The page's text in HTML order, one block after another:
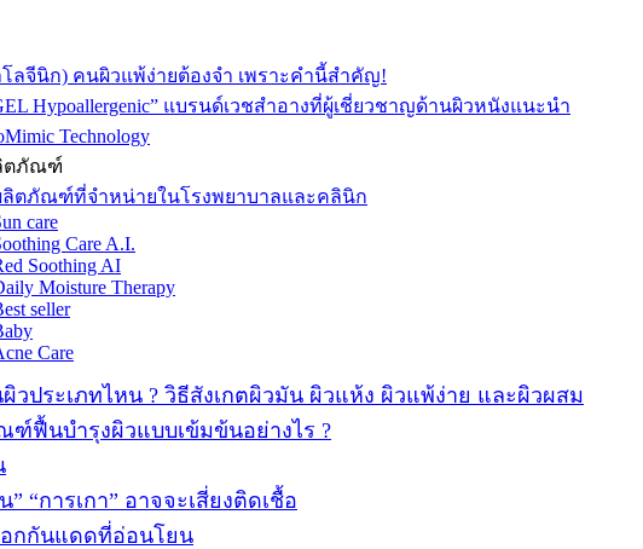
โลจีนิก) คนผิวแพ้ง่ายต้องจำ เพราะคำนี้สำคัญ!
Hypoallergenic” แบรนด์เวชสำอางที่ผู้เชี่ยวชาญด้านผิวหนังแนะนำ
Technology
ตภัณฑ์
ลิตภัณฑ์ที่จำหน่ายในโรงพยาบาลและคลินิก
care
Care A.I.
Soothing AI
Moisture Therapy
seller
Care
ผิวประเภทไหน ? วิธีสังเกตผิวมัน ผิวแห้ง ผิวแพ้ง่าย และผิวผสม
ฑ์ฟื้นบำรุงผิวแบบเข้มข้นอย่างไร ?
“การเกา” อาจจะเสี่ยงติดเชื้อ
อกกันแดดที่อ่อนโยน